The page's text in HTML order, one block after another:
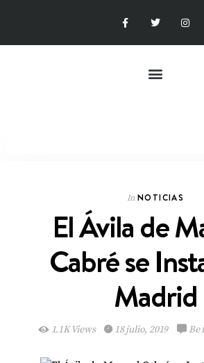
In NOTICIAS
El Ávila de
Cabré se
Madrid
1.1K Views 18 julio, 2019 Be